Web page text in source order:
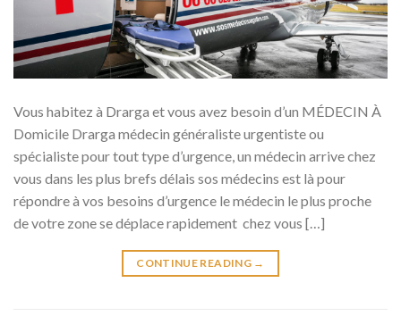
Vous habitez à Drarga et vous avez besoin d’un MÉDECIN À
Domicile Drarga médecin généraliste urgentiste ou
spécialiste pour tout type d’urgence, un médecin arrive chez
vous dans les plus brefs délais sos médecins est là pour
répondre à vos besoins d’urgence le médecin le plus proche
de votre zone se déplace rapidement chez vous […]
CONTINUE READING →